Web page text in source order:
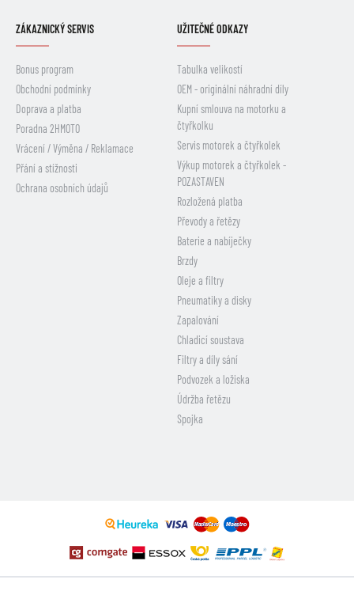
ZÁKAZNICKÝ SERVIS
Bonus program
Obchodní podmínky
Doprava a platba
Poradna 2HMOTO
Vrácení / Výměna / Reklamace
Přání a stížnosti
Ochrana osobních údajů
UŽITEČNÉ ODKAZY
Tabulka velikostí
OEM - originální náhradní díly
Kupní smlouva na motorku a
čtyřkolku
Servis motorek a čtyřkolek
Výkup motorek a čtyřkolek -
POZASTAVEN
Rozložená platba
Převody a řetězy
Baterie a nabíječky
Brzdy
Oleje a filtry
Pneumatiky a disky
Zapalování
Chladicí soustava
Filtry a díly sání
Podvozek a ložiska
Údržba řetězu
Spojka